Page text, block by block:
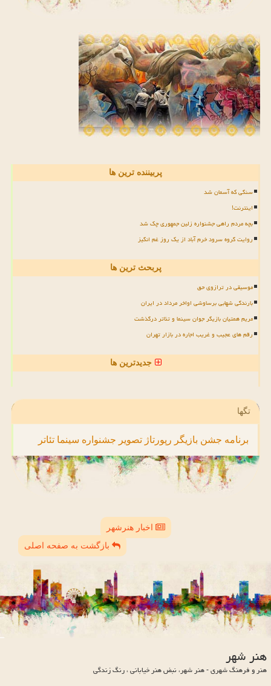
پربیننده ترین ها
سنگی که آسمان شد
اینترنت!
بچه مردم راهی جشنواره زلین جمهوری چک شد
روایت گروه سرود خرم آباد از یک روز غم انگیز
پربحث ترین ها
موسیقی در ترازوی حق
بارندگی شهابی برساوشی اواخر مرداد در ایران
مریم همتیان بازیگر جوان سینما و تئاتر درگذشت
رقم های عجیب و غریب اجاره در بازار تهران
جدیدترین ها
تگها
برنامه جشن بازیگر رپورتاژ تصویر جشنواره سینما تئاتر
اخبار هنرشهر
بازگشت به صفحه اصلی
هنر شهر
هنر و فرهنگ شهری - هنر شهر، نبض هنر خیابانی ، رنگ زندگی